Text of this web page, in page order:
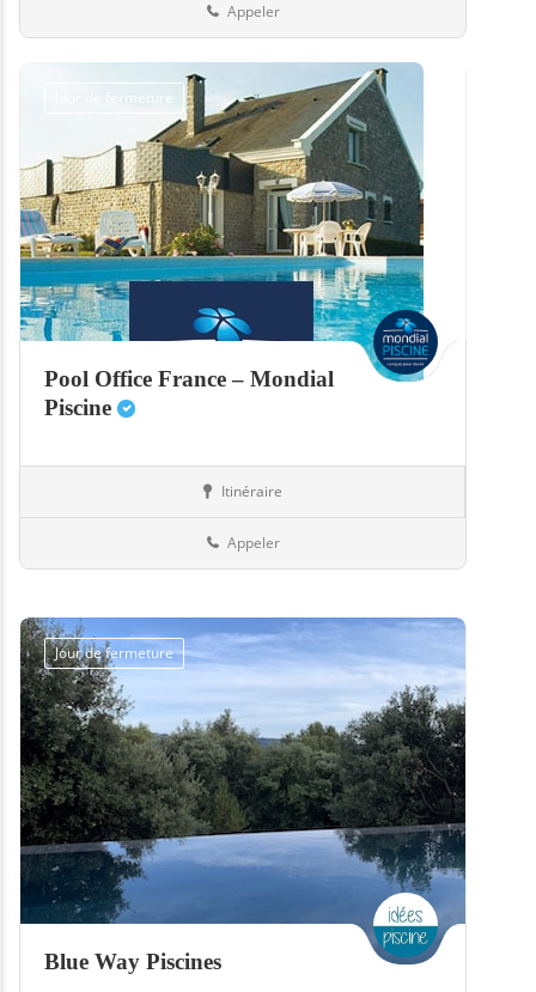
Appeler
Jour de fermeture
Pool Office France – Mondial
Piscine
Itinéraire
Appeler
Jour de fermeture
Blue Way Piscines